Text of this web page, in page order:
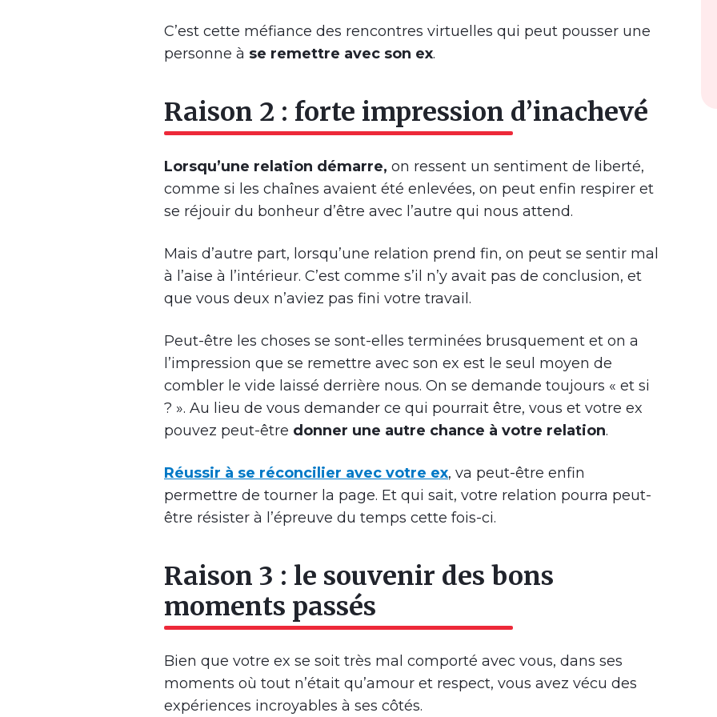
C’est cette méfiance des rencontres virtuelles qui peut pousser une
personne à se remettre avec son ex.
Raison 2 : forte impression d’inachevé
Lorsqu’une relation démarre, on ressent un sentiment de liberté,
comme si les chaînes avaient été enlevées, on peut enfin respirer et
se réjouir du bonheur d’être avec l’autre qui nous attend.
Mais d’autre part, lorsqu’une relation prend fin, on peut se sentir mal
à l’aise à l’intérieur. C’est comme s’il n’y avait pas de conclusion, et
que vous deux n’aviez pas fini votre travail.
Peut-être les choses se sont-elles terminées brusquement et on a
l’impression que se remettre avec son ex est le seul moyen de
combler le vide laissé derrière nous. On se demande toujours « et si
? ». Au lieu de vous demander ce qui pourrait être, vous et votre ex
pouvez peut-être donner une autre chance à votre relation.
Réussir à se réconcilier avec votre ex, va peut-être enfin
permettre de tourner la page. Et qui sait, votre relation pourra peut-
être résister à l’épreuve du temps cette fois-ci.
Raison 3 : le souvenir des bons
moments passés
Bien que votre ex se soit très mal comporté avec vous, dans ses
moments où tout n’était qu’amour et respect, vous avez vécu des
expériences incroyables à ses côtés.